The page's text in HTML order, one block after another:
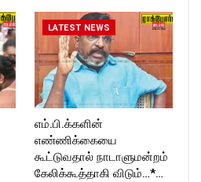
LATEST NEWS
எம்.பி.க்களின்
எண்ணிக்கையை
கூட்டுவதால் நாடாளுமன்றம்
கேலிக்கூத்தாகி விடும்…*…